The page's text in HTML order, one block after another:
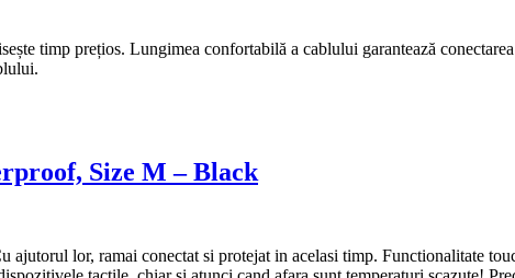
timp prețios. Lungimea confortabilă a cablului garantează
Size M – Black
ajutorul lor, ramai conectat si protejat in acelasi timp. Functionalitate